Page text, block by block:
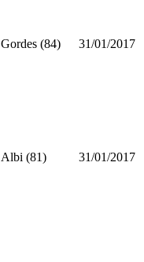
Gordes (84) 31/01/2017
Albi (81) 31/01/2017